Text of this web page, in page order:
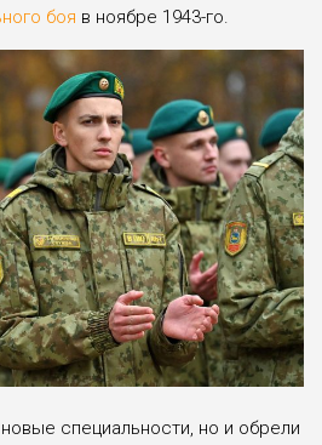
боя в ноябре 1943-го.
специальности, но и обрели